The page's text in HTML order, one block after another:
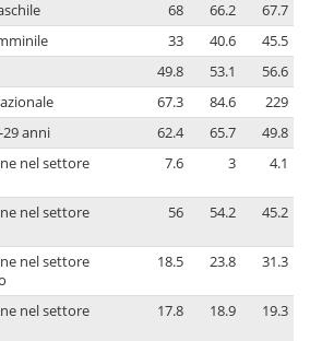
68 66.2
67.7
33 40.6
45.5
49.8 53.1
56.6
67.3 84.6
229
29 anni
62.4 65.7
49.8
nel settore
7.6 3 4.1
nel settore
56 54.2 45.2
nel settore
18.5 23.8 31.3
nel settore
17.8 18.9 19.3